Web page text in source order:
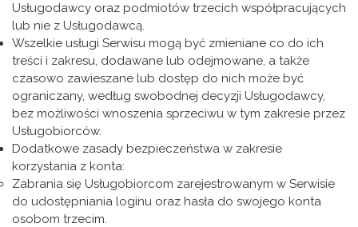
Usługodawcy oraz podmiotów trzecich współpracujących
lub nie z Usługodawcą.
Wszelkie usługi Serwisu mogą być zmieniane co do ich
treści i zakresu, dodawane lub odejmowane, a także
czasowo zawieszane lub dostęp do nich może być
ograniczany, według swobodnej decyzji Usługodawcy,
bez możliwości wnoszenia sprzeciwu w tym zakresie przez
Usługobiorców.
Dodatkowe zasady bezpieczeństwa w zakresie
korzystania z konta:
Zabrania się Usługobiorcom zarejestrowanym w Serwisie
do udostępniania loginu oraz hasła do swojego konta
osobom trzecim.